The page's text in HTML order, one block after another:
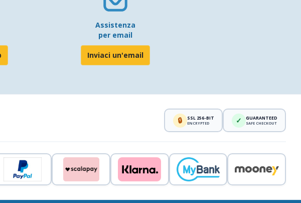
Assistenza
per email
Inviaci un'email
🔒 SSL 256-BIT
ENCRYPTED ✓ GUARANTEED
SAFE CHECKOUT